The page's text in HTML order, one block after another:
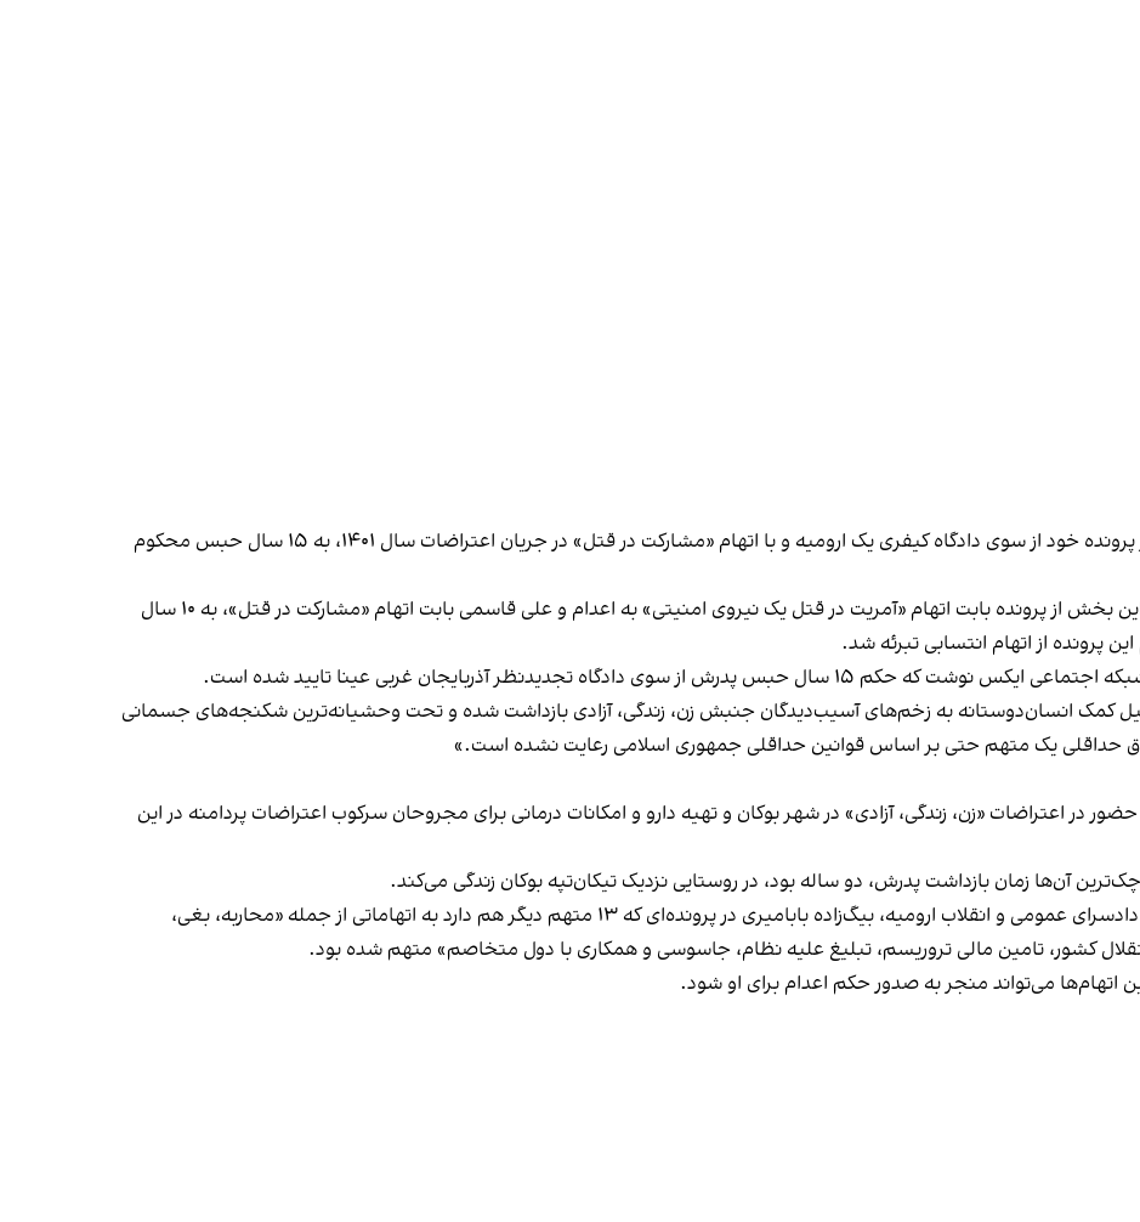
بابامیری پیش‌تر در بهمن‌ماه ۱۴۰۳ در بخش دیگر پرونده خود از سوی دادگاه کیفری یک ارومیه و با اتهام «مشارکت در قتل» در جریان اعتراضات سال ۱۴۰۱، به ۱۵ سال حبس محکوم
بر اساس حکم صادر شده، پژمان سلطانی نیز در این بخش از پرونده بابت اتهام «آمریت در قتل یک نیروی امنیتی» به اعدام و علی قاسمی بابت اتهام «مشارکت در قتل»، به ۱۰ سال
از اتهام انتسابی تبرئه شد.
کمک انسان‌دوستانه به زخم‌های آسیب‌دیدگان جنبش زن، زندگی، آزادی بازداشت شده و تحت وحشیانه‌ترین شکنجه‌های جسمانی
حداقلی یک متهم حتی بر اساس قوانین حداقلی جمهوری اسلامی رعایت نشده است.»
بابامیری، ۲۸ فروردین ۱۴۰۲ به‌خاطر حضور در اعتراضات «زن، زندگی، آزادی» در شهر بوکان و تهیه دارو و امکانات درمانی برای مجروحان سرکوب اعتراضات پردامنه در این
بر اساس کیفرخواست صادره از شعبه ۱۰ بازپرسی دادسرای عمومی و انقلاب ارومیه، بیگ‌زاده بابامیری در پرونده‌ای که ۱۳ متهم دیگر هم دارد به اتهاماتی از جمله «محاربه، بغی،
کشور، تامین مالی تروریسم، تبلیغ علیه نظام، جاسوسی و همکاری با دول متخاصم» متهم شده بود.
اتهام‌ها می‌تواند منجر به صدور حکم اعدام برای او شود.